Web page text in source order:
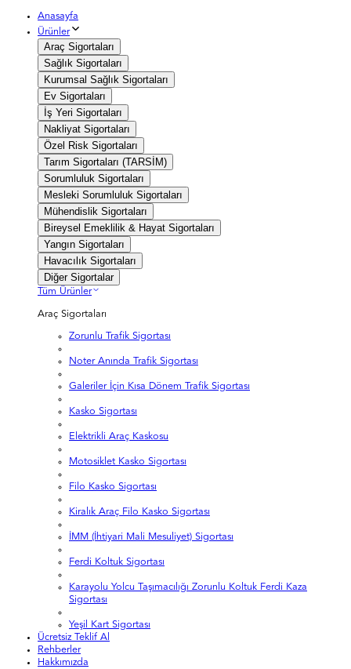
Anasayfa
Ürünler
Araç Sigortaları
Sağlık Sigortaları
Kurumsal Sağlık Sigortaları
Ev Sigortaları
İş Yeri Sigortaları
Nakliyat Sigortaları
Özel Risk Sigortaları
Tarım Sigortaları (TARSİM)
Sorumluluk Sigortaları
Mesleki Sorumluluk Sigortaları
Mühendislik Sigortaları
Bireysel Emeklilik & Hayat Sigortaları
Yangın Sigortaları
Havacılık Sigortaları
Diğer Sigortalar
Tüm Ürünler
Araç Sigortaları
Zorunlu Trafik Sigortası
Noter Anında Trafik Sigortası
Galeriler İçin Kısa Dönem Trafik Sigortası
Kasko Sigortası
Elektrikli Araç Kaskosu
Motosiklet Kasko Sigortası
Filo Kasko Sigortası
Kiralık Araç Filo Kasko Sigortası
İMM (İhtiyari Mali Mesuliyet) Sigortası
Ferdi Koltuk Sigortası
Karayolu Yolcu Taşımacılığı Zorunlu Koltuk Ferdi Kaza
Sigortası
Yeşil Kart Sigortası
Ücretsiz Teklif Al
Rehberler
Hakkımızda